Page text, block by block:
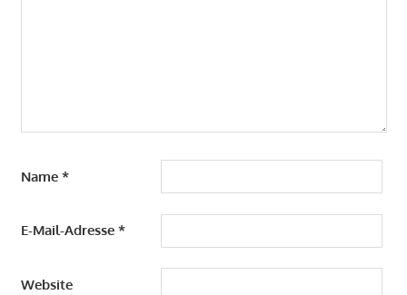
Name *
E-Mail-Adresse *
Website